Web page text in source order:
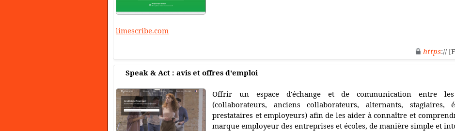
limescribe.com
https://
Speak & Act : avis et offres d'emploi
Offrir un espace d'échange et de communication entre
(collaborateurs, anciens collaborateurs, alternants, stagiaires,
prestataires et employeurs) afin de les aider à connaître et
marque employeur des entreprises et écoles, de manière simple et